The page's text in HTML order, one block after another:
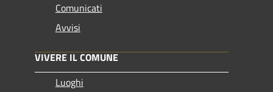
Comunicati
Avvisi
VIVERE IL COMUNE
Luoghi